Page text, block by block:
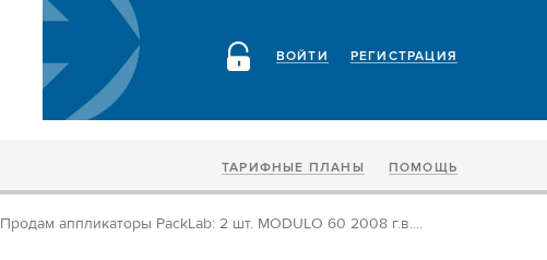
РЕГИСТРАЦИЯ
ВОЙТИ
ТАРИФНЫЕ ПЛАНЫ ПОМОЩЬ
Продам аппликаторы PackLab: 2 шт. MODULO 60 2008 г.в....